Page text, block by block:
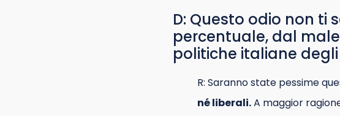
D: Questo odio non ti
percentuale, dal
politiche italiane
R: Saranno state pessime
né liberali.A maggior